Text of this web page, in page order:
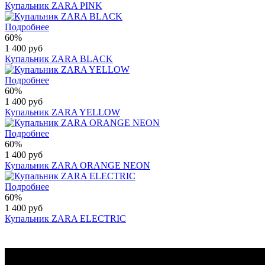
Купальник ZARA PINK
Подробнее
60%
1 400 руб
Купальник ZARA BLACK
Подробнее
60%
1 400 руб
Купальник ZARA YELLOW
Подробнее
60%
1 400 руб
Купальник ZARA ORANGE NEON
Подробнее
60%
1 400 руб
Купальник ZARA ELECTRIC